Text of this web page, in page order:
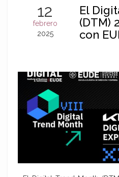
12
febrero
2025
El
(DTM)
con